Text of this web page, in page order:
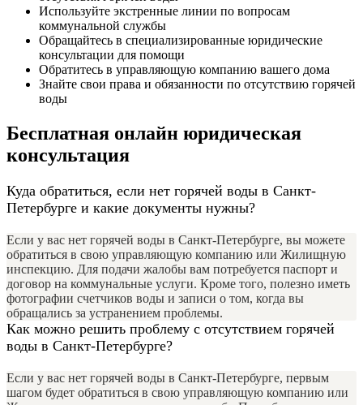
Используйте экстренные линии по вопросам
коммунальной службы
Обращайтесь в специализированные юридические
консультации для помощи
Обратитесь в управляющую компанию вашего дома
Знайте свои права и обязанности по отсутствию горячей
воды
Бесплатная онлайн юридическая
консультация
Куда обратиться, если нет горячей воды в Санкт-
Петербурге и какие документы нужны?
Если у вас нет горячей воды в Санкт-Петербурге, вы можете
обратиться в свою управляющую компанию или Жилищную
инспекцию. Для подачи жалобы вам потребуется паспорт и
договор на коммунальные услуги. Кроме того, полезно иметь
фотографии счетчиков воды и записи о том, когда вы
обращались за устранением проблемы.
Как можно решить проблему с отсутствием горячей
воды в Санкт-Петербурге?
Если у вас нет горячей воды в Санкт-Петербурге, первым
шагом будет обратиться в свою управляющую компанию или